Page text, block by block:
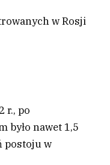
w Rosji
r., po
było nawet 1,5
postoju w